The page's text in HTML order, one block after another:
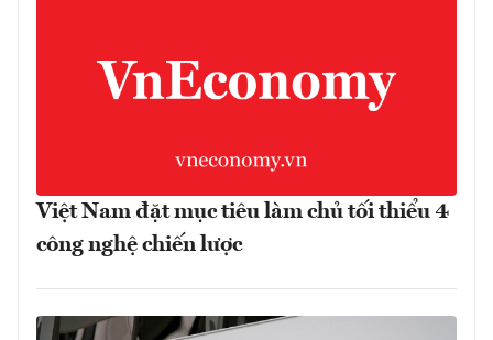
Việt Nam đặt mục tiêu làm chủ tối thiểu 4
công nghệ chiến lược